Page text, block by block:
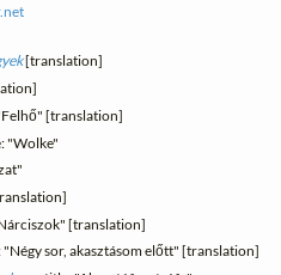
net
[translation]
[translation]
"Wolke"
[translation]
"Négy sor, akasztásom előtt" [translation]